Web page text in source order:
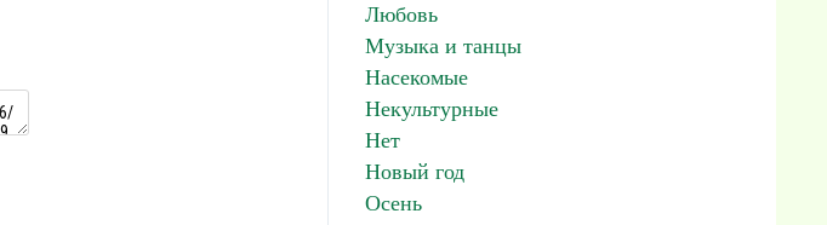
Любовь
Музыка и танцы
Насекомые
Некультурные
Нет
Новый год
Осень